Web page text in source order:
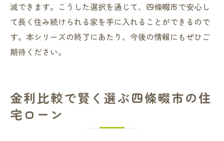
減できます。こうした選択を通じて、四條畷市で安心し
て長く住み続けられる家を手に入れることができるので
す。本シリーズの終了にあたり、今後の情報にもぜひご
期待ください。
金利比較で賢く選ぶ四條畷市の住
宅ローン